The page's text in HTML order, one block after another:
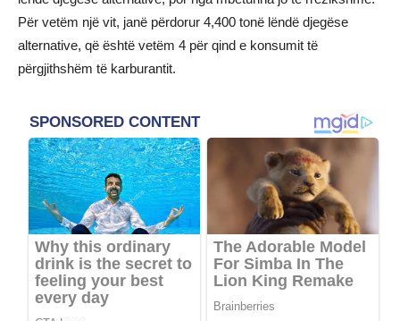
Për vetëm një vit, janë përdorur 4,400 tonë lëndë djegëse
alternative, që është vetëm 4 për qind e konsumit të
përgjithshëm të karburantit.